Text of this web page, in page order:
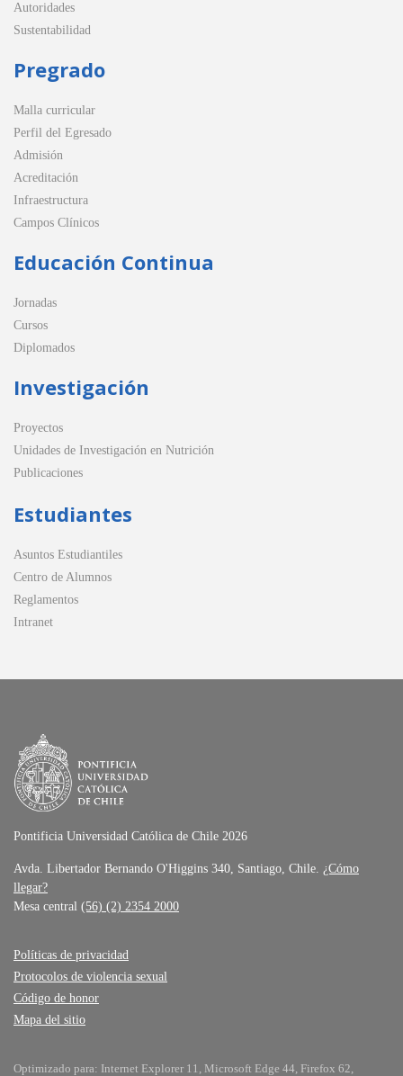
Autoridades
Sustentabilidad
Pregrado
Malla curricular
Perfil del Egresado
Admisión
Acreditación
Infraestructura
Campos Clínicos
Educación Continua
Jornadas
Cursos
Diplomados
Investigación
Proyectos
Unidades de Investigación en Nutrición
Publicaciones
Estudiantes
Asuntos Estudiantiles
Centro de Alumnos
Reglamentos
Intranet
Pontificia Universidad Católica de Chile 2026
Avda. Libertador Bernando O'Higgins 340, Santiago, Chile. ¿Cómo
llegar?
Mesa central (56) (2) 2354 2000
Políticas de privacidad
Protocolos de violencia sexual
Código de honor
Mapa del sitio
Optimizado para: Internet Explorer 11, Microsoft Edge 44, Firefox 62,